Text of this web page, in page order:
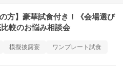
方】豪華試食付き！《会場選び
較のお悩み相談会
模擬披露宴 ワンプレート試食